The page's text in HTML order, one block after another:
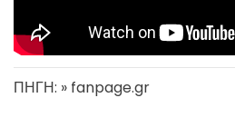
ΠΗΓΗ: » fanpage.gr